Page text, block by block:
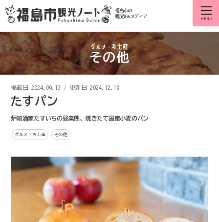
福島市の
観光Webメディア
その他
掲載日 2024.09.13 / 更新日 2024.12.18
たすパン
炉端酒家たすいちの昼業態、焼きたて国産小麦のパン
グルメ・お土産 その他